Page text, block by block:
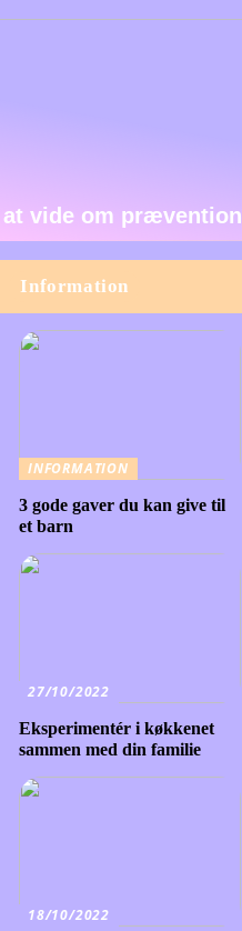
vide om prævention
Information
INFORMATION
3 gode gaver du kan give til
et barn
27/10/2022
Eksperimentér i køkkenet
sammen med din familie
18/10/2022